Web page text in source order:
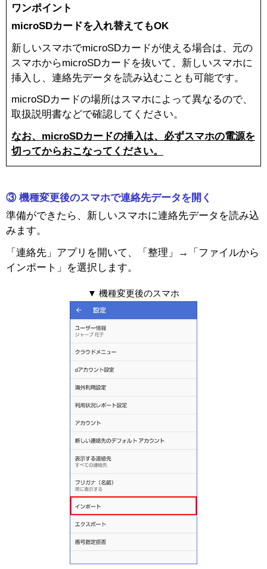
スペシャル
ワンポイント
microSDカードを入れ替えてもOK
新しいスマホでmicroSDカードが使える場合は、元の
スマホからmicroSDカードを抜いて、新しいスマホに
挿入し、連絡先データを読み込むことも可能です。
microSDカードの場所はスマホによって異なるので、
取扱説明書などで確認してください。
なお、microSDカードの挿入は、必ずスマホの電源を
切ってからおこなってください。
③ 機種変更後のスマホで連絡先データを開く
準備ができたら、新しいスマホに連絡先データを読み込
みます。
「連絡先」アプリを開いて、「整理」→「ファイルから
インポート」を選択します。
▼ 機種変更後のスマホ